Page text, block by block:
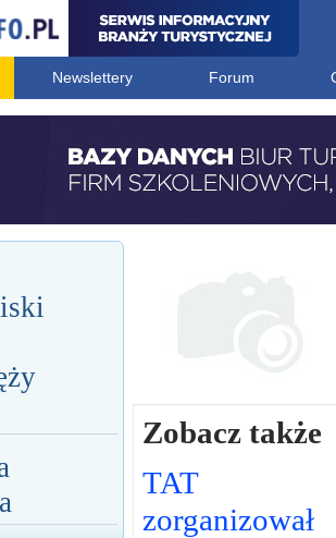
Newslettery Forum
Zobacz także
TAT
zorganizował